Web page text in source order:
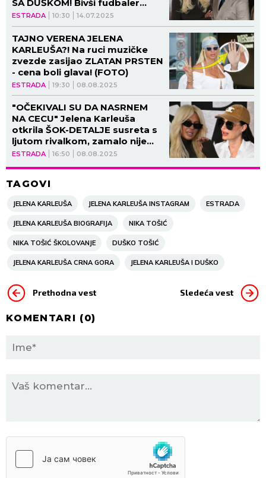
ESTRADA 10:30 14.07.2025
SA DUŠKOM! Bivši fudbaler
krenuo da je zatrpava
porukama tada!
ESTRADA 19:30 08.08.2025
TAJNO VERENA JELENA
KARLEUŠA?! Na ruci muzičke
zvezde zasijao ZLATAN PRSTEN
- cena boli glava! (FOTO)
ESTRADA 16:50 08.08.2025
"OČEKIVALI SU DA NASRNEM
NA CECU" Jelena Karleuša
otkrila ŠOK-DETALJE susreta s
ljutom rivalkom, zamalo nije
izbio RUSVAJ u avionu?! (VIDEO)
TAGOVI
JELENA KARLEUŠA JELENA KARLEUŠA INSTAGRAM ESTRADA
JELENA KARLEUŠA BIOGRAFIJA NIKA TOŠIĆ
NIKA TOŠIĆ ŠKOLOVANJE DUŠKO TOŠIĆ
JELENA KARLEUŠA CRNA GORA JELENA KARLEUŠA I DUŠKO
Prethodna vest Sledeća vest
KOMENTARI (0)